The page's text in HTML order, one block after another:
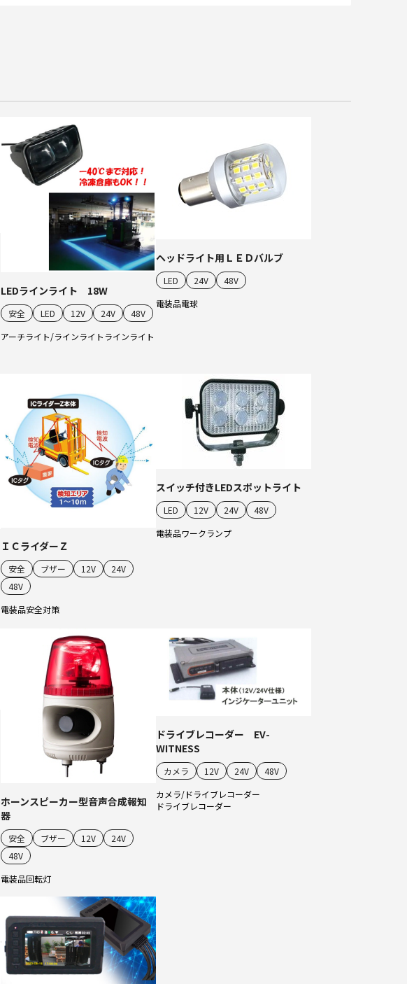
LEDラインライト 18W
安全 LED 12V 24V
48V
アーチライト/ラインライト ラインライト
ヘッドライト用ＬＥＤバルブ
LED 24V
48V
電装品電球
ＩＣライダーＺ
安全 ブザー 12V
24V
48V
電装品安全対策
スイッチ付きLEDスポットライト
LED 12V 24V
48V
電装品ワークランプ
ホーンスピーカー型音声合成報知
器
安全 ブザー 12V
24V
48V
電装品回転灯
ドライブレコーダー EV-
WITNESS
カメラ 12V 24V
48V
カメラ/ドライブレコーダー
ドライブレコーダー